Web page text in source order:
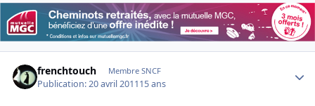
frenchtouch Membre SNCF
Publication:20 avril 201115 ans